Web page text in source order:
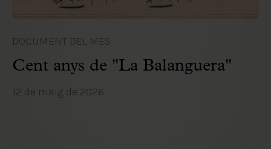
DOCUMENT DEL MES
Cent anys de "La Balanguera"
12 de maig de 2026